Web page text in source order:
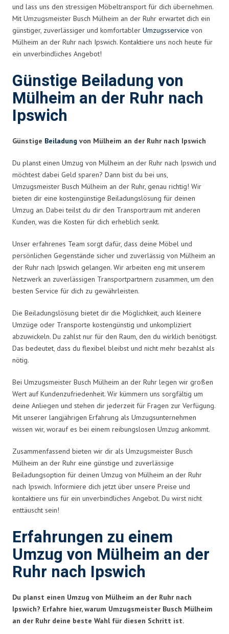
und lass uns den stressigen Möbeltransport für dich übernehmen.
Mit Umzugsmeister Busch Mülheim an der Ruhr erwartet dich ein
günstiger, zuverlässiger und komfortabler Umzugsservice von
Mülheim an der Ruhr nach Ipswich. Kontaktiere uns noch heute für
ein unverbindliches Angebot!
Günstige Beiladung von
Mülheim an der Ruhr nach
Ipswich
Günstige Beiladung von Mülheim an der Ruhr nach Ipswich
Du planst einen Umzug von Mülheim an der Ruhr nach Ipswich und
möchtest dabei Geld sparen? Dann bist du bei uns,
Umzugsmeister Busch Mülheim an der Ruhr, genau richtig! Wir
bieten dir eine kostengünstige Beiladungslösung für deinen
Umzug an. Dabei teilst du dir den Transportraum mit anderen
Kunden, was die Kosten für dich erheblich senkt.
Unser erfahrenes Team sorgt dafür, dass deine Möbel und
persönlichen Gegenstände sicher und zuverlässig von Mülheim an
der Ruhr nach Ipswich gelangen. Wir arbeiten eng mit unserem
Netzwerk an zuverlässigen Transportpartnern zusammen, um den
besten Service für dich zu gewährleisten.
Die Beiladungslösung bietet dir die Möglichkeit, auch kleinere
Umzüge oder Transporte kostengünstig und unkompliziert
abzuwickeln. Du zahlst nur für den Raum, den du wirklich benötigst.
Das bedeutet, dass du flexibel bleibst und nicht mehr bezahlst als
nötig.
Bei Umzugsmeister Busch Mülheim an der Ruhr legen wir großen
Wert auf Kundenzufriedenheit. Wir kümmern uns sorgfältig um
deine Anliegen und stehen dir jederzeit für Fragen zur Verfügung.
Mit unserer langjährigen Erfahrung als Umzugsunternehmen
wissen wir, worauf es bei einem reibungslosen Umzug ankommt.
Zusammenfassend bieten wir dir als Umzugsmeister Busch
Mülheim an der Ruhr eine günstige und zuverlässige
Beiladungsoption für deinen Umzug von Mülheim an der Ruhr
nach Ipswich. Informiere dich jetzt über unsere Preise und
kontaktiere uns für ein unverbindliches Angebot. Du wirst nicht
enttäuscht sein!
Erfahrungen zu einem
Umzug von Mülheim an der
Ruhr nach Ipswich
Du planst einen Umzug von Mülheim an der Ruhr nach
Ipswich? Erfahre hier, warum Umzugsmeister Busch Mülheim
an der Ruhr deine beste Wahl für diesen Schritt ist.